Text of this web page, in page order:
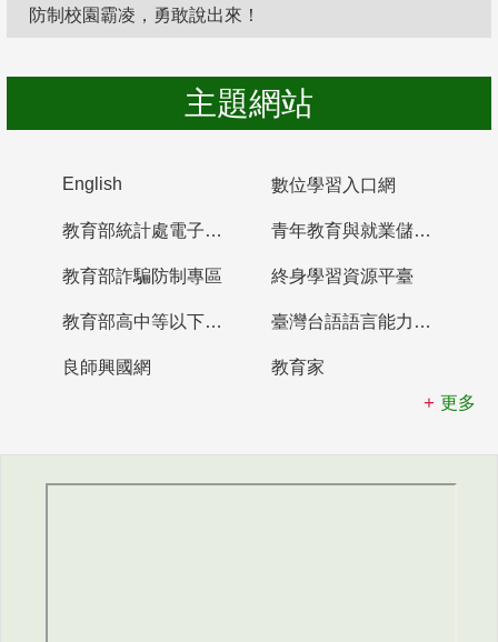
防制校園霸凌，勇敢說出來！
主題網站
English 數位學習入口網
教育部統計處電子書櫃 青年教育與就業儲蓄帳戶
教育部詐騙防制專區 終身學習資源平臺
教育部高中等以下學校及幼兒園教師資格檢定考試 臺灣台語語言能力認證網站
良師興國網
教育家
更多